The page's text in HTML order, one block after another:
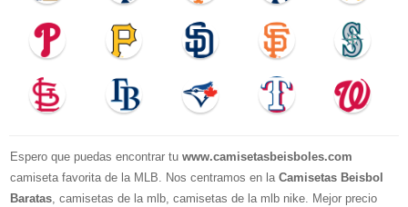
Espero que puedas encontrar tu www.camisetasbeisboles.com
camiseta favorita de la MLB. Nos centramos en la Camisetas Beisbol
Baratas, camisetas de la mlb, camisetas de la mlb nike. Mejor precio